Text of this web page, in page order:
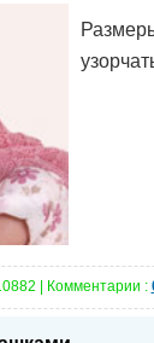
| Комментарии :